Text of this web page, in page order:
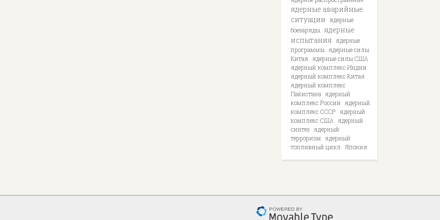
ядерные аварийные
ситуации
ядерные
боезаряды ядерные
испытания
ядерные
программы
ядерные силы
Китая
ядерные силы США
ядерный комплекс Индии
ядерный комплекс Китая
ядерный комплекс
Пакистана
ядерный
комплекс России
ядерный
комплекс СССР
ядерный
комплекс США
ядерный
синтез
ядерный
терроризм
ядерный
топливный цикл
Япония